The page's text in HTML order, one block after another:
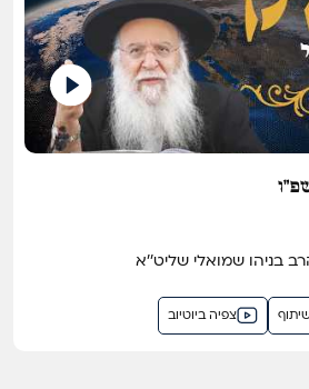
צפיה ביוטיוב